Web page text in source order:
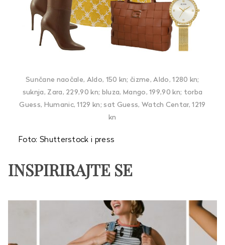
Sunčane naočale, Aldo, 150 kn; čizme, Aldo, 1280 kn;
suknja, Zara, 229,90 kn; bluza, Mango, 199,90 kn; torba
Guess, Humanic, 1129 kn; sat Guess, Watch Centar, 1219
kn
Foto: Shutterstock i press
INSPIRIRAJTE SE